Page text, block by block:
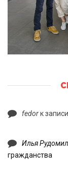
fedorк записи
Илья
гражданства